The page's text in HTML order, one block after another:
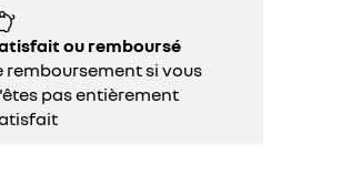
ou remboursé
remboursement si vous
pas entièrement